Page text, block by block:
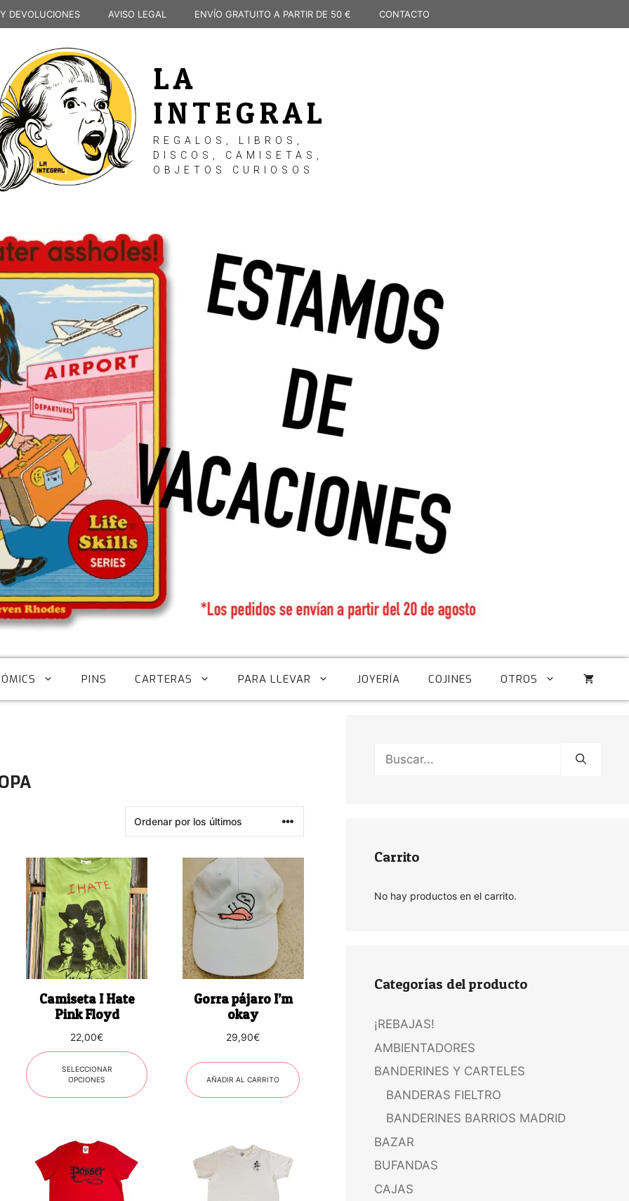
DEVOLUCIONES AVISO LEGAL ENVÍO GRATUITO A PARTIR DE 50 € CONTACTO
LA
INTEGRAL
REGALOS, LIBROS,
DISCOS, CAMISETAS,
OBJETOS CURIOSOS
PINS CARTERAS PARA LLEVAR JOYERÍA COJINES OTROS
Camiseta I Hate
Pink Floyd
22,00€
SELECCIONAR
OPCIONES
Este
producto
tiene
múltiples
variantes.
Las
opciones
pueden
elegir
la
página
de
Gorra pájaro I’m
okay
29,90€
AÑADIR AL CARRITO
producto
tiene
múltiples
producto
tiene
Buscar:
Carrito
No hay productos en el carrito.
Categorías del producto
¡REBAJAS!
AMBIENTADORES
BANDERINES Y CARTELES
BANDERAS FIELTRO
BANDERINES BARRIOS MADRID
BAZAR
BUFANDAS
CAJAS